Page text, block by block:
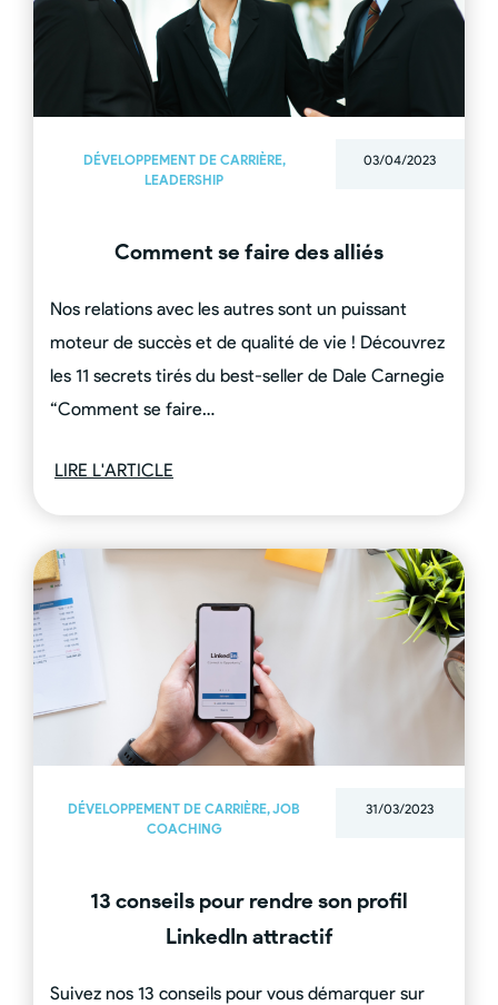
DÉVELOPPEMENT DE CARRIÈRE,
LEADERSHIP
03/04/2023
Comment se faire des alliés
Nos relations avec les autres sont un puissant
moteur de succès et de qualité de vie ! Découvrez
les 11 secrets tirés du best-seller de Dale Carnegie
“Comment se faire…
LIRE L'ARTICLE
DÉVELOPPEMENT DE CARRIÈRE,JOB
COACHING
31/03/2023
13 conseils pour rendre son profil
LinkedIn attractif
Suivez nos 13 conseils pour vous démarquer sur